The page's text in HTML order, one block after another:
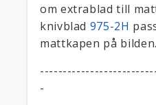
om extrablad till
knivblad 975-2H
mattkapen på
-